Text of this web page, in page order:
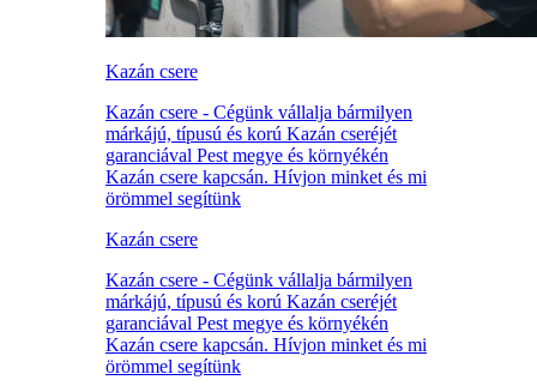
Kazán csere
Kazán csere - Cégünk vállalja bármilyen
márkájú, típusú és korú Kazán cseréjét
garanciával Pest megye és környékén
Kazán csere kapcsán. Hívjon minket és mi
örömmel segítünk
Kazán csere
Kazán csere - Cégünk vállalja bármilyen
márkájú, típusú és korú Kazán cseréjét
garanciával Pest megye és környékén
Kazán csere kapcsán. Hívjon minket és mi
örömmel segítünk